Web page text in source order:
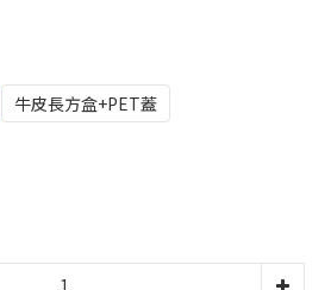
牛皮長方盒+PET蓋